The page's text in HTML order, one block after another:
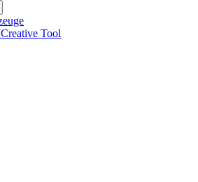
Tool